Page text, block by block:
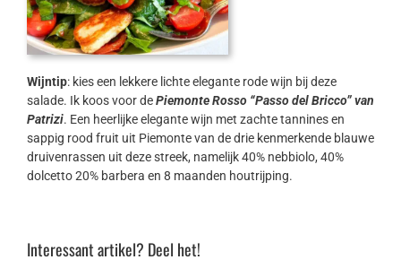
Wijntip: kies een lekkere lichte elegante rode wijn bij deze
salade. Ik koos voor dePiemonte Rosso “Passo del Bricco” van
Patrizi. Een heerlijke elegante wijn met zachte tannines en
sappig rood fruit uit Piemonte van de drie kenmerkende blauwe
druivenrassen uit deze streek, namelijk 40% nebbiolo, 40%
dolcetto 20% barbera en 8 maanden houtrijping.
Interessant artikel? Deel het!